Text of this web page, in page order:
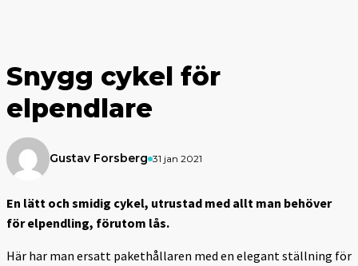
Snygg cykel för
elpendlare
Gustav Forsberg 31 jan 2021
En lätt och smidig cykel, utrustad med allt man behöver
för elpendling, förutom lås.
Här har man ersatt pakethållaren med en elegant ställning för